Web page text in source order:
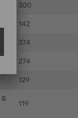
300
142
374
274
129
5
119